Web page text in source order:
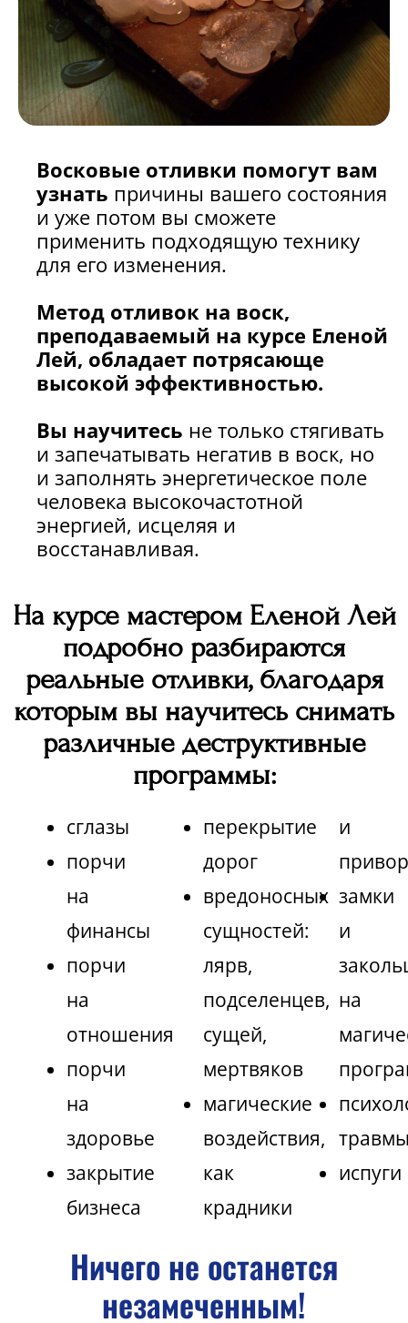
Восковые отливки помогут вам
узнать причины вашего состояния
и уже потом вы сможете
применить подходящую технику
для его изменения.
Метод отливок на воск,
преподаваемый на курсе Еленой
Лей, обладает потрясающе
высокой эффективностью.
Вы научитесь не только стягивать
и запечатывать негатив в воск, но
и заполнять энергетическое поле
человека высокочастотной
энергией, исцеляя и
восстанавливая.
На курсе мастером Еленой Лей
подробно разбираются
реальные отливки, благодаря
которым вы научитесь снимать
различные деструктивные
программы:
сглазы
порчи
на
финансы
порчи
на
отношения
порчи
на
здоровье
закрытие
бизнеса
перекрытие
дорог
вредоносных
сущностей:
лярв,
подселенцев,
сущей,
мертвяков
магические
воздействия,
как
крадники
и
замки
и
на
испуги
Ничего не останется
незамеченным!